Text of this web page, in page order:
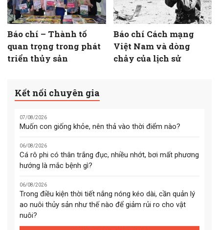
Báo chí – Thành tố
quan trọng trong phát
triển thủy sản
Báo chí Cách mạng
Việt Nam và dòng
chảy của lịch sử
Kết nối chuyên gia
07/08/2026
Muốn con giống khỏe, nên thả vào thời điểm nào?
06/08/2026
Cá rô phi có thân trắng đục, nhiều nhớt, bơi mất phương
hướng là mắc bệnh gì?
06/08/2026
Trong điều kiện thời tiết nắng nóng kéo dài, cần quản lý
ao nuôi thủy sản như thế nào để giảm rủi ro cho vật
nuôi?